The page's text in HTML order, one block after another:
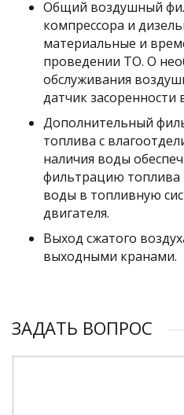
Общий воздушный
компрессора и
материальные и
проведении ТО. О
обслуживания
датчик
Дополнительный
топлива с
наличия воды
фильтрацию топлива
воды в топливную
двигателя.
Выход сжатого
выходными кранами.
ЗАДАТЬ ВОПРОС